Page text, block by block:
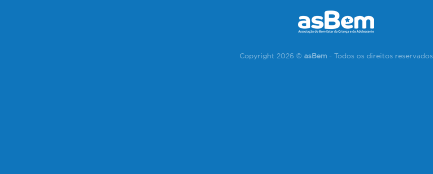
Copyright 2026 © asBem- Todos os direitos reservados